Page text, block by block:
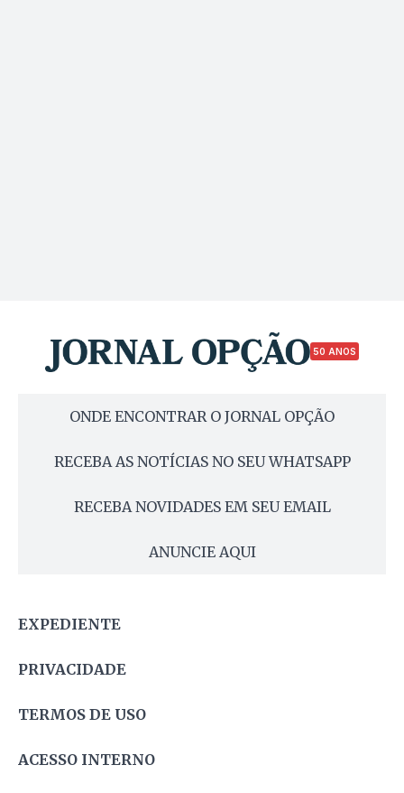
50 ANOS
ONDE ENCONTRAR O JORNAL OPÇÃO
RECEBA AS NOTÍCIAS NO SEU WHATSAPP
RECEBA NOVIDADES EM SEU EMAIL
ANUNCIE AQUI
EXPEDIENTE
PRIVACIDADE
TERMOS DE USO
ACESSO INTERNO